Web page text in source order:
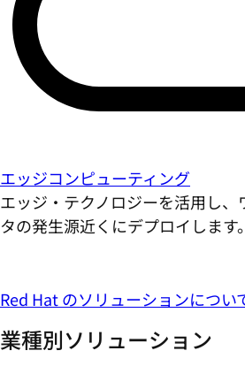
エッジコンピューティング
エッジ・テクノロジーを活用し
タの発生源近くにデプロイします。
Red Hat のソリューションについ
業種別ソリューション